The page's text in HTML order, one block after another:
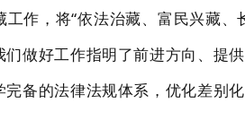
工作 ，将“依法治藏、富民兴藏、
们做好工作指明了前进方向、提供
完备的法律法规体系，优化差别